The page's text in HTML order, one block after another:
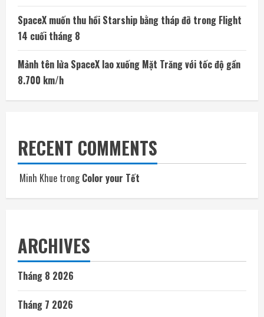
SpaceX muốn thu hồi Starship bằng tháp đỡ trong Flight
14 cuối tháng 8
Mảnh tên lửa SpaceX lao xuống Mặt Trăng với tốc độ gần
8.700 km/h
RECENT COMMENTS
Minh Khue trongColor your Tết
ARCHIVES
Tháng 8 2026
Tháng 7 2026